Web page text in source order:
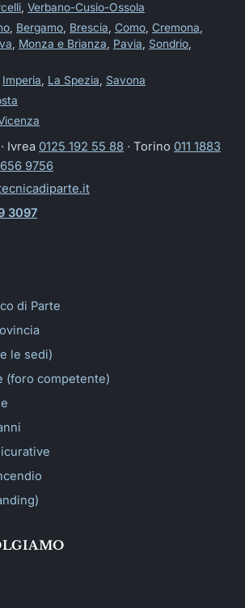
Verbano-Cusio-Ossola
Bergamo Brescia Como Cremona
Monza e Brianza Pavia Sondrio
Imperia La Spezia
Savona
· Ivrea 0125 192 55 88 · Torino 011 1883
9756
3097
di Parte
le sedi)
(foro competente)